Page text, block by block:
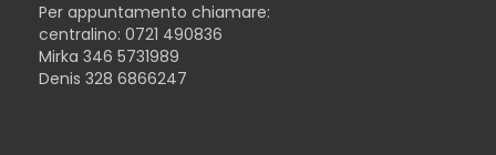
Per appuntamento chiamare:
centralino: 0721 490836
Mirka 346 5731989
Denis 328 6866247